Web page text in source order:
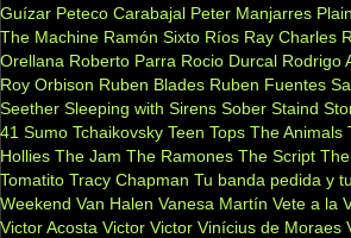
Guízar Peteco Carabajal Peter Manjarres
The Machine Ramón Sixto Ríos Ray Charles
Orellana Roberto Parra Rocio Durcal Rodrigo
Roy Orbison Ruben Blades Ruben Fuentes
Seether Sleeping with Sirens Sober Staind
41 Sumo Tchaikovsky Teen Tops The Animals
Hollies The Jam The Ramones The Script
Tomatito Tracy Chapman Tu banda pedida y
Weekend Van Halen Vanesa Martín Vete a la
Victor Acosta Victor Victor Vinícius de Moraes